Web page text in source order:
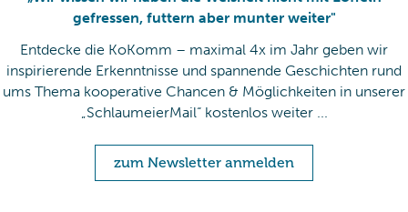
gefressen, futtern aber munter weiter"
Entdecke die KoKomm – maximal 4x im Jahr geben wir
inspirierende Erkenntnisse und spannende Geschichten rund
ums Thema kooperative Chancen & Möglichkeiten in unserer
„SchlaumeierMail“ kostenlos weiter ...
zum Newsletter anmelden